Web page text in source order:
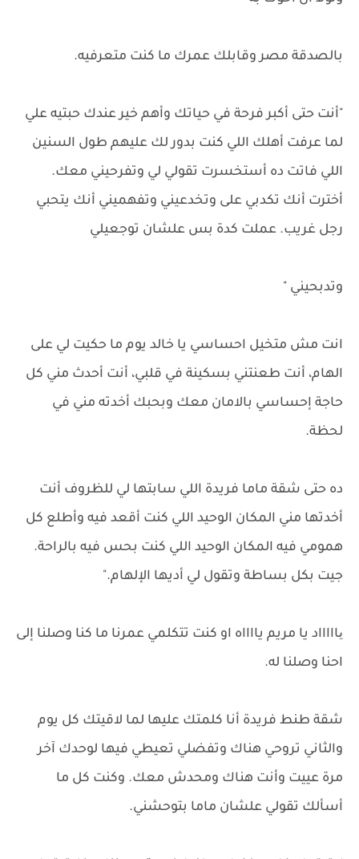
بالصدقة مصر وقابلك عمرك ما كنت متعرفيه.
"أنت حتى أكبر فرحة في حياتك وأهم خير عندك حبتيه علي
لما عرفت أهلك اللي كنت بدور لك عليهم طول السنين
اللي فاتت ده أستخسرت تقولي لي وتفرحيني معك.
أخترت أنك تكدبي على وتخدعيني وتفهميني أنك يتحبي
رجل غريب. عملت كدة بس علشان توجعيلي
وتدبحيني "
انت مش متخيل احساسي يا خالد يوم ما حكيت لي على
الهام، أنت طعنتني بسكينة في قلبي، أنت أحدث مني كل
حاجة إحساسي بالامان معك وبحبك أخدته مني في
لحظة.
ده حتى شقة ماما فريدة اللي سابتها لي للظروف أنت
أخدتها مني المكان الوحيد اللي كنت أقعد فيه وأطلع كل
همومي فيه المكان الوحيد اللي كنت بحس فيه بالراحة.
جيت بكل بساطة وتقول لي أديها الإلهام."
یاااااد يا مريم يااااه او كنت تتكلمي عمرنا ما كنا وصلنا إلى
احنا وصلنا له.
شقة طنط فريدة أنا كلمتك عليها لما لاقيتك كل يوم
والثاني تروحي هناك وتفضلي تعيطي فيها لوحدك آخر
مرة عييت وأنت هناك ومحدش معك. وكنت كل ما
أسألك تقولي علشان ماما بتوحشني.